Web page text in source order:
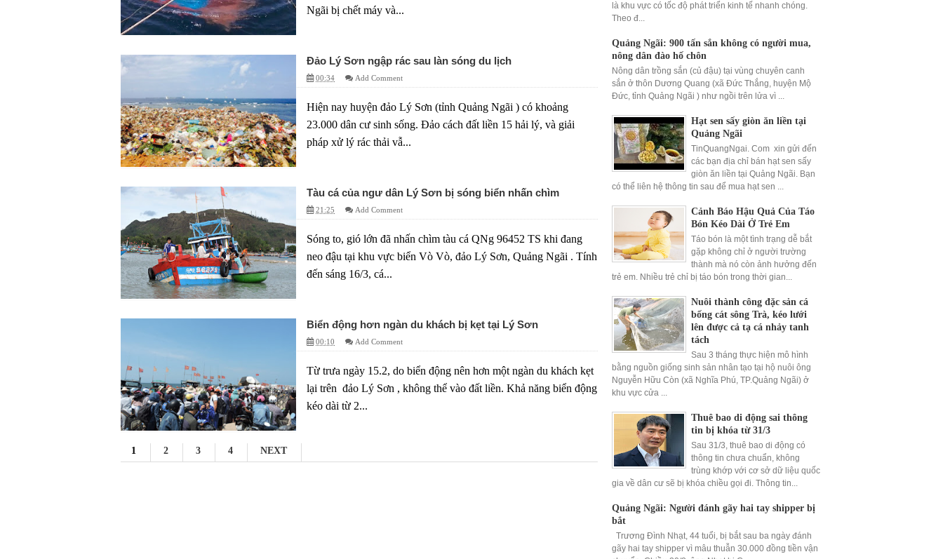
Ngãi bị chết máy và...
Đảo Lý Sơn ngập rác sau làn sóng du lịch
00:34 Add Comment
Hiện nay huyện đảo Lý Sơn (tỉnh Quảng Ngãi ) có khoảng
23.000 dân cư sinh sống. Đảo cách đất liền 15 hải lý, và giải
pháp xử lý rác thải vẫ...
Tàu cá của ngư dân Lý Sơn bị sóng biển nhấn chìm
21:25 Add Comment
Sóng to, gió lớn đã nhấn chìm tàu cá QNg 96452 TS khi đang
neo đậu tại khu vực biển Vò Vò, đảo Lý Sơn, Quảng Ngãi . Tính
đến sáng 16/3, cá...
Biển động hơn ngàn du khách bị kẹt tại Lý Sơn
00:10 Add Comment
Từ trưa ngày 15.2, do biển động nên hơn một ngàn du khách kẹt
lại trên đảo Lý Sơn , không thể vào đất liền. Khả năng biển động
kéo dài từ 2...
1 2 3 4 NEXT
là khu vực có tốc độ phát triển kinh tế nhanh chóng.
Theo đ...
Quảng Ngãi: 900 tấn sắn không có người mua,
nông dân đào hố chôn
Nông dân trồng sắn (củ đậu) tại vùng chuyên canh
sắn ở thôn Dương Quang (xã Đức Thắng, huyện Mộ
Đức, tỉnh Quảng Ngãi ) như ngồi trên lửa vì ...
Hạt sen sấy giòn ăn liền tại
Quảng Ngãi
TinQuangNgai. Com xin gửi đến
các bạn địa chỉ bán hạt sen sấy
giòn ăn liền tại Quảng Ngãi. Bạn
có thể liên hệ thông tin sau để mua hạt sen ...
Cảnh Báo Hậu Quả Của Táo
Bón Kéo Dài Ở Trẻ Em
Táo bón là một tình trạng dễ bắt
gặp không chỉ ở người trường
thành mà nó còn ảnh hưởng đến
trẻ em. Nhiều trẻ chỉ bị táo bón trong thời gian...
Nuôi thành công đặc sản cá
bống cát sông Trà, kéo lưới
lên được cả tạ cá nhảy tanh
tách
Sau 3 tháng thực hiện mô hình
bằng nguồn giống sinh sản nhân tạo tại hộ nuôi ông
Nguyễn Hữu Còn (xã Nghĩa Phú, TP.Quảng Ngãi) ở
khu vực cửa ...
Thuê bao di động sai thông
tin bị khóa từ 31/3
Sau 31/3, thuê bao di động có
thông tin chưa chuẩn, không
trùng khớp với cơ sở dữ liệu quốc
gia về dân cư sẽ bị khóa chiều gọi đi. Thông tin...
Quảng Ngãi: Người đánh gãy hai tay shipper bị
bắt
Trương Đình Nhạt, 44 tuổi, bị bắt sau ba ngày đánh
gãy hai tay shipper vì mâu thuẫn 30.000 đồng tiền vận